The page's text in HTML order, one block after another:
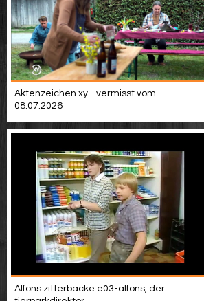
Aktenzeichen xy... vermisst vom
08.07.2026
Alfons zitterbacke e03-alfons, der